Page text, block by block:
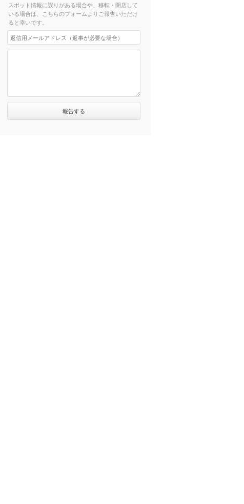
スポット情報に誤りがある場合や、移転・閉店して
いる場合は、こちらのフォームよりご報告いただけ
ると幸いです。